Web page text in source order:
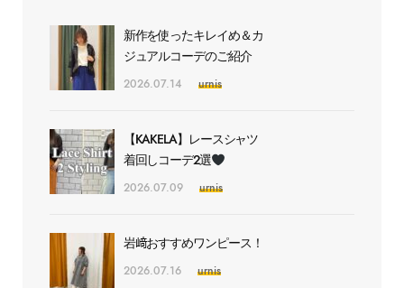
新作を使ったキレイめ＆カ
ジュアルコーデのご紹介
2026.07.14 urnis
【KAKELA】レースシャツ
着回しコーデ2選
2026.07.09 urnis
岩﨑おすすめワンピース！
2026.07.16 urnis